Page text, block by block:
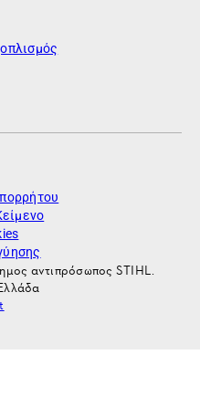
αντιπρόσωπος STIHL.